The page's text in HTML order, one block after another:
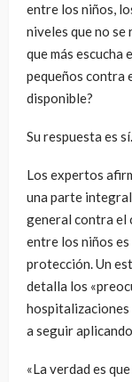
entre los niños,
niveles que no
que más escucha
pequeños contra
disponible?
Su respuesta es sí.
Los expertos
una parte
general contra el
entre los niños
protección. Un
detalla los
a seguir
«La verdad es